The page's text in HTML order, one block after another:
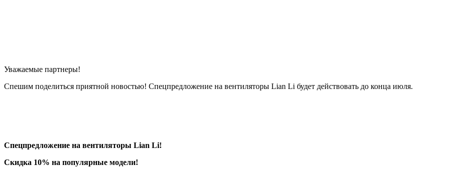
Уважаемые партнеры!
Спешим поделиться приятной новостью! Спецпредложение на вентиляторы Lian Li будет действовать до конца июля.
Спецпредложение на вентиляторы Lian Li!
Скидка 10% на популярные модели!